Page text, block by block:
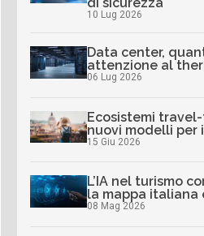
di sicurezza
10 Lug 2026
Data center,
attenzione al
06 Lug 2026
Ecosistemi
nuovi modelli per
15 Giu 2026
L’IA nel turismo
la mappa italiana
08 Mag 2026